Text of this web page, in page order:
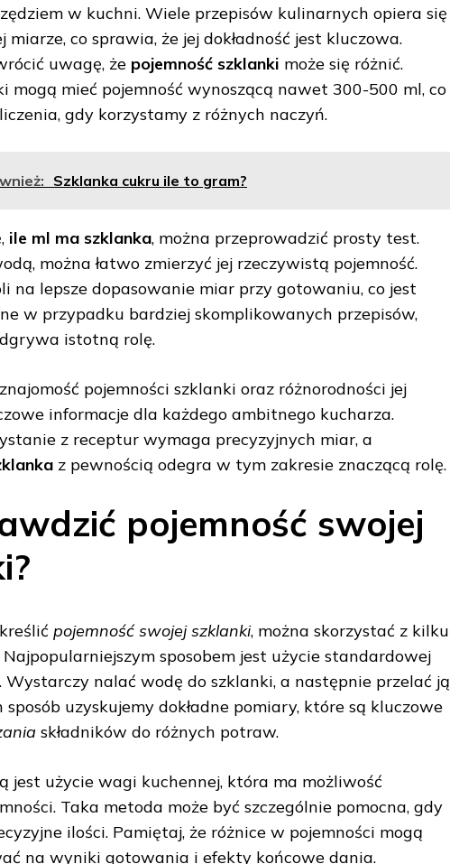
w kuchni. Wiele przepisów kulinarnych opiera się
co sprawia, że jej dokładność jest kluczowa.
uwagę, że pojemność szklanki może się różnić.
mogą mieć pojemność wynoszącą nawet 300-500 ml, co
gdy korzystamy z różnych naczyń.
Szklanka cukru ile to gram?
ile ml ma szklanka, można przeprowadzić prosty test.
można łatwo zmierzyć jej rzeczywistą pojemność.
na lepsze dopasowanie miar przy gotowaniu, co jest
w przypadku bardziej skomplikowanych przepisów,
istotną rolę.
pojemności szklanki oraz różnorodności jej
informacje dla każdego ambitnego kucharza.
z receptur wymaga precyzyjnych miar, a
z pewnością odegra w tym zakresie znaczącą rolę.
pojemność swojej
pojemność swojej szklanki, można skorzystać z kilku
sposobem jest użycie standardowej
. Wystarczy nalać wodę do szklanki, a następnie przelać ją
uzyskujemy dokładne pomiary, które są kluczowe
składników do różnych potraw.
jest użycie wagi kuchennej, która ma możliwość
Taka metoda może być szczególnie pomocna, gdy
ilości. Pamiętaj, że różnice w pojemności mogą
na wyniki gotowania i efekty końcowe dania.